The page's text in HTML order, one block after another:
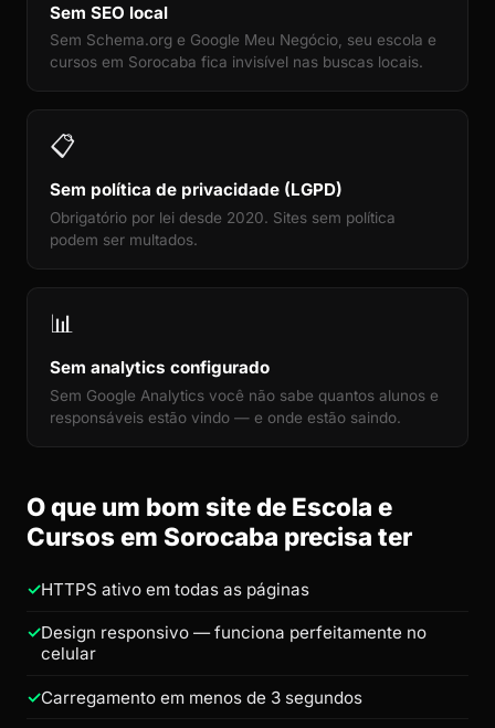
Sem SEO local
Sem Schema.org e Google Meu Negócio, seu escola e
cursos em Sorocaba fica invisível nas buscas locais.
📋
Sem política de privacidade (LGPD)
Obrigatório por lei desde 2020. Sites sem política
podem ser multados.
📊
Sem analytics configurado
Sem Google Analytics você não sabe quantos alunos e
responsáveis estão vindo — e onde estão saindo.
O que um bom site de Escola e
Cursos em Sorocaba precisa ter
HTTPS ativo em todas as páginas
Design responsivo — funciona perfeitamente no
celular
Carregamento em menos de 3 segundos